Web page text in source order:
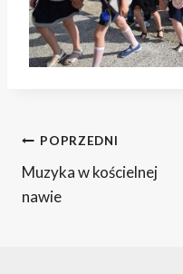
wpisu
POPRZEDNI
Muzyka w kościelnej
nawie